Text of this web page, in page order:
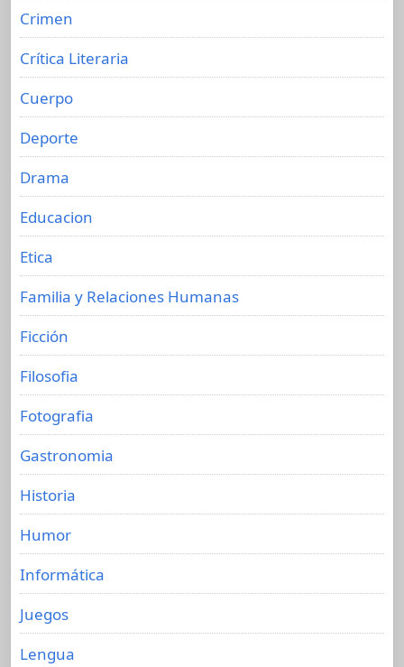
Crimen
Crítica Literaria
Cuerpo
Deporte
Drama
Educacion
Etica
Familia y Relaciones Humanas
Ficción
Filosofia
Fotografia
Gastronomia
Historia
Humor
Informática
Juegos
Lengua